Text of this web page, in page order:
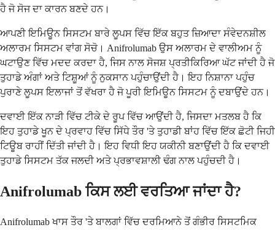
ਹੈ ਜੋ ਸੋਜ ਦਾ ਕਾਰਨ ਬਣਦੇ ਹਨ।
ਆਪਣੀ ਇਮਿਊਨ ਸਿਸਟਮ ਬਾਰੇ ਲੂਪਸ ਵਿੱਚ ਇੱਕ ਬਹੁਤ ਜ਼ਿਆਦਾ ਸੰਵੇਦਨਸ਼ੀਲ
ਅਲਾਰਮ ਸਿਸਟਮ ਵਾਂਗ ਸੋਚੋ। Anifrolumab ਉਸ ਅਲਾਰਮ ਦੇ ਵਾਲੀਅਮ ਨੂੰ
ਘਟਾਉਣ ਵਿੱਚ ਮਦਦ ਕਰਦਾ ਹੈ, ਜਿਸ ਨਾਲ ਸੋਜਸ਼ ਪ੍ਰਤੀਕਿਰਿਆ ਘੱਟ ਜਾਂਦੀ ਹੈ ਜੋ
ਤੁਹਾਡੇ ਅੰਗਾਂ ਅਤੇ ਟਿਸ਼ੂਆਂ ਨੂੰ ਨੁਕਸਾਨ ਪਹੁੰਚਾਉਂਦੀ ਹੈ। ਇਹ ਨਿਸ਼ਾਨਾ ਪਹੁੰਚ
ਪੁਰਾਣੇ ਲੂਪਸ ਇਲਾਜਾਂ ਤੋਂ ਵੱਖਰਾ ਹੈ ਜੋ ਪੂਰੀ ਇਮਿਊਨ ਸਿਸਟਮ ਨੂੰ ਦਬਾਉਂਦੇ ਹਨ।
ਦਵਾਈ ਇੱਕ ਨਾੜੀ ਵਿੱਚ ਟੀਕੇ ਦੇ ਰੂਪ ਵਿੱਚ ਆਉਂਦੀ ਹੈ, ਜਿਸਦਾ ਮਤਲਬ ਹੈ ਕਿ
ਇਹ ਤੁਹਾਡੇ ਖੂਨ ਦੇ ਪ੍ਰਵਾਹ ਵਿੱਚ ਸਿੱਧੇ ਤੌਰ 'ਤੇ ਤੁਹਾਡੀ ਬਾਂਹ ਵਿੱਚ ਇੱਕ ਛੋਟੀ ਜਿਹੀ
ਟਿਊਬ ਰਾਹੀਂ ਦਿੱਤੀ ਜਾਂਦੀ ਹੈ। ਇਹ ਵਿਧੀ ਇਹ ਯਕੀਨੀ ਬਣਾਉਂਦੀ ਹੈ ਕਿ ਦਵਾਈ
ਤੁਹਾਡੇ ਸਿਸਟਮ ਤੱਕ ਜਲਦੀ ਅਤੇ ਪ੍ਰਭਾਵਸ਼ਾਲੀ ਢੰਗ ਨਾਲ ਪਹੁੰਚਦੀ ਹੈ।
Anifrolumab ਕਿਸ ਲਈ ਵਰਤਿਆ ਜਾਂਦਾ ਹੈ?
Anifrolumab ਖਾਸ ਤੌਰ 'ਤੇ ਬਾਲਗਾਂ ਵਿੱਚ ਦਰਮਿਆਨੇ ਤੋਂ ਗੰਭੀਰ ਸਿਸਟਮਿਕ